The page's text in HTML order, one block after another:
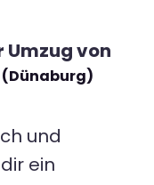
Umzug von
und
ein